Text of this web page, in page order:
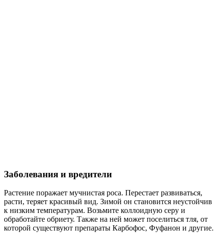
Заболевания и вредители
Растение поражает мучнистая роса. Перестает развиваться,
расти, теряет красивый вид. Зимой он становится неустойчив
к низким температурам. Возьмите коллоидную серу и
обработайте обриету. Также на ней может поселиться тля, от
которой существуют препараты Карбофос, Фуфанон и другие.